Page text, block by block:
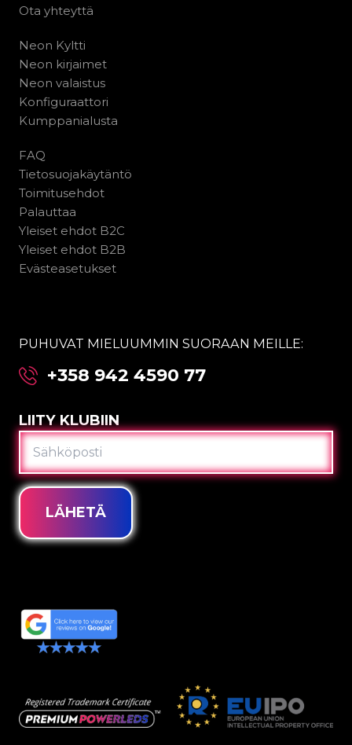
Ota yhteyttä
Neon Kyltti
Neon kirjaimet
Neon valaistus
Konfiguraattori
Kumppanialusta
FAQ
Tietosuojakäytäntö
Toimitusehdot
Palauttaa
Yleiset ehdot B2C
Yleiset ehdot B2B
Evästeasetukset
PUHUVAT MIELUUMMIN SUORAAN MEILLE:
+358 942 4590 77
LIITY KLUBIIN
SÄHKÖPOSTI
LÄHETÄ